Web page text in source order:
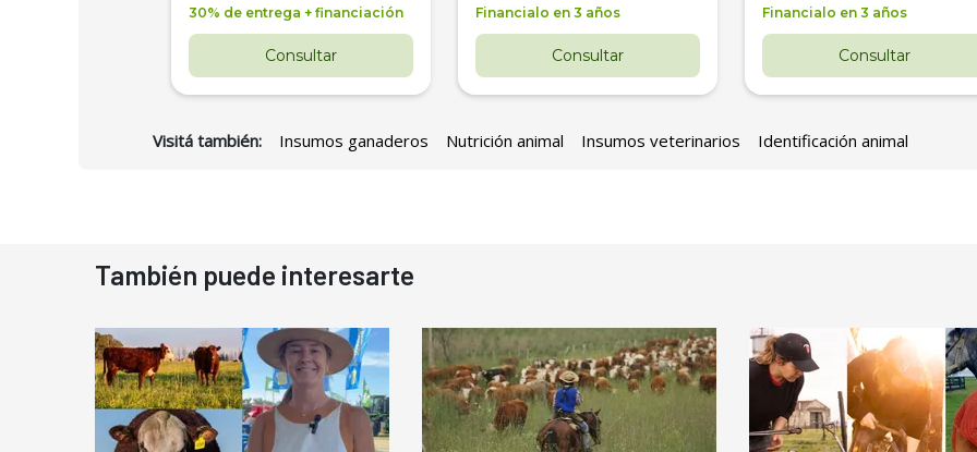
30% de entrega + financiación
Consultar
Financialo en 3 años
Consultar
Financialo en 3 años
Consultar
Visitá también: Insumos ganaderos Nutrición animal Insumos veterinarios Identificación animal
También puede interesarte